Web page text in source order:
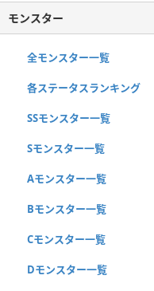
モンスター
全モンスター一覧
各ステータスランキング
SSモンスター一覧
Sモンスター一覧
Aモンスター一覧
Bモンスター一覧
Cモンスター一覧
Dモンスター一覧